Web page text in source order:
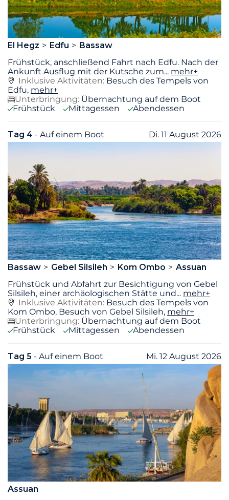
El Hegz Edfu
Bassaw
Frühstück, anschließend Fahrt nach Edfu. Nach der
Ankunft Ausflug mit der Kutsche zum... mehr+
Inklusive Aktivitäten: Besuch des Tempels von
Edfu, mehr+
Unterbringung: Übernachtung auf dem Boot
Frühstück
Mittagessen Abendessen
Tag 4 - Auf einem Boot Di. 11 August 2026
Bassaw Gebel Silsileh Kom Ombo
Assuan
Frühstück und Abfahrt zur Besichtigung von Gebel
Silsileh, einer archäologischen Stätte und... mehr+
Inklusive Aktivitäten: Besuch des Tempels von
Kom Ombo, Besuch von Gebel Silsileh, mehr+
Unterbringung: Übernachtung auf dem Boot
Frühstück
Mittagessen Abendessen
Tag 5 - Auf einem Boot Mi. 12 August 2026
Assuan